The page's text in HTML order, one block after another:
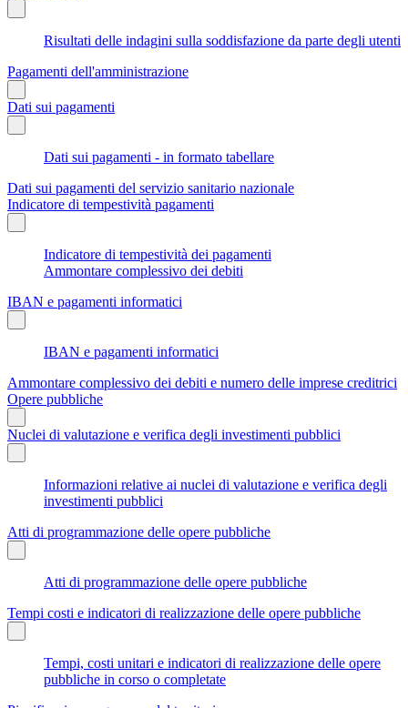
Risultati delle indagini sulla soddisfazione da parte degli utenti
Pagamenti dell'amministrazione
Dati sui pagamenti
Dati sui pagamenti - in formato tabellare
Dati sui pagamenti del servizio sanitario nazionale
Indicatore di tempestività pagamenti
Indicatore di tempestività dei pagamenti
Ammontare complessivo dei debiti
IBAN e pagamenti informatici
IBAN e pagamenti informatici
Ammontare complessivo dei debiti e numero delle imprese creditrici
Opere pubbliche
Nuclei di valutazione e verifica degli investimenti pubblici
Informazioni relative ai nuclei di valutazione e verifica degli
investimenti pubblici
Atti di programmazione delle opere pubbliche
Atti di programmazione delle opere pubbliche
Tempi costi e indicatori di realizzazione delle opere pubbliche
Tempi, costi unitari e indicatori di realizzazione delle opere
pubbliche in corso o completate